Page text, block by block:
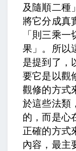
及隨順二種
將它分成真
「則三乘
果」。所以
是提到了，
要它是以觀
觀修的方式
於這些法類
的，而是心
正確的方式
內容，最主